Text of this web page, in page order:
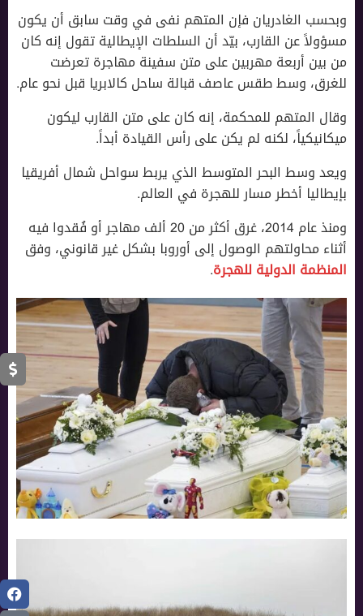
وبحسب الغادريان فإن المتهم نفى في وقت سابق أن يكون
مسؤولاً عن القارب، بيّد أن السلطات الإيطالية تقول إنه كان
من بين أربعة مهربين على متن سفينة مهاجرة تعرضت
للغرق، وسط طقس عاصف قبالة ساحل كالابريا قبل نحو عام.
وقال المتهم للمحكمة، إنه كان على متن القارب ليكون
ميكانيكياً، لكنه لم يكن على رأس القيادة أبداً.
ويعد وسط البحر المتوسط الذي يربط سواحل شمال أفريقيا
بإيطاليا أخطر مسار للهجرة في العالم.
ومنذ عام 2014، غرق أكثر من 20 ألف مهاجر أو فُقدوا فيه
أثناء محاولتهم الوصول إلى أوروبا بشكل غير قانوني، وفق
المنظمة الدولية للهجرة.